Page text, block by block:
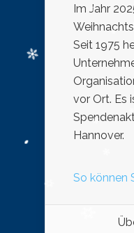
Im Jahr
Seit 1975
vor Ort. Es
Hannover.
So können